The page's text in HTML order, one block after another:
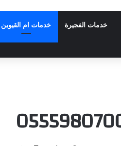
خدمات الفجيرة خدمات ام القيوين